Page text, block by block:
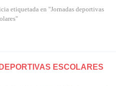
etiquetada en "Jornadas deportivas
ESCOLARES